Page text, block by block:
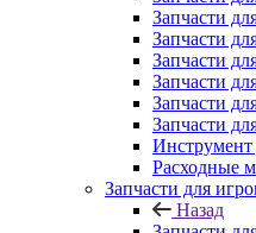
Запчасти
Инструмент
Расходные
Запчасти для
Назад
Запчасти
Sony
Все для ремонта
Назад
Все для